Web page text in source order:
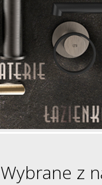
Wybrane z